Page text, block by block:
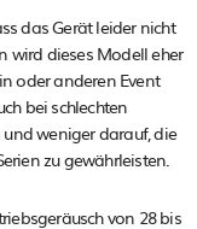
das Gerät leider nicht
wird dieses Modell eher
oder anderen Event
bei schlechten
weniger darauf, die
zu gewährleisten.
von 28 bis